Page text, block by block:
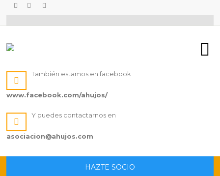
También estamos en facebook
www.facebook.com/ahujos/
Y puedes contactarnos en
asociacion@ahujos.com
HAZTE SOCIO